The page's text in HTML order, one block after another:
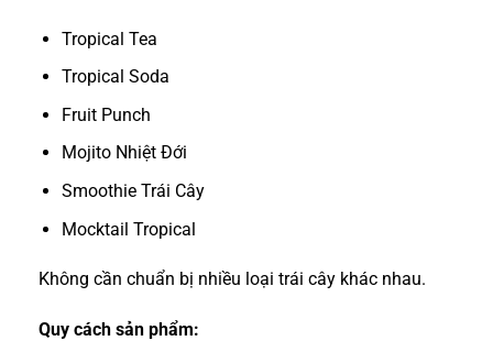
Tropical Tea
Tropical Soda
Fruit Punch
Mojito Nhiệt Đới
Smoothie Trái Cây
Mocktail Tropical
Không cần chuẩn bị nhiều loại trái cây khác nhau.
Quy cách sản phẩm: